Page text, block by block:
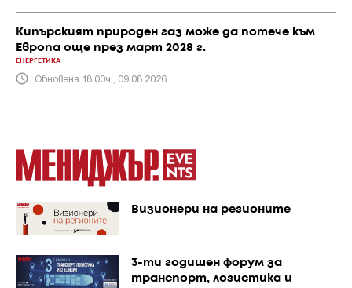
Кипърският природен газ може да потече към
Европа още през март 2028 г.
ЕНЕРГЕТИКА
Обновена 18:00ч., 09.08.2026
Визионери на регионите
3-ти годишен форум за
транспорт, логистика и